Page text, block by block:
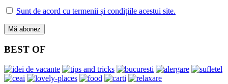
Sunt de acord cu termenii și condițiile acestui site.
BEST OF